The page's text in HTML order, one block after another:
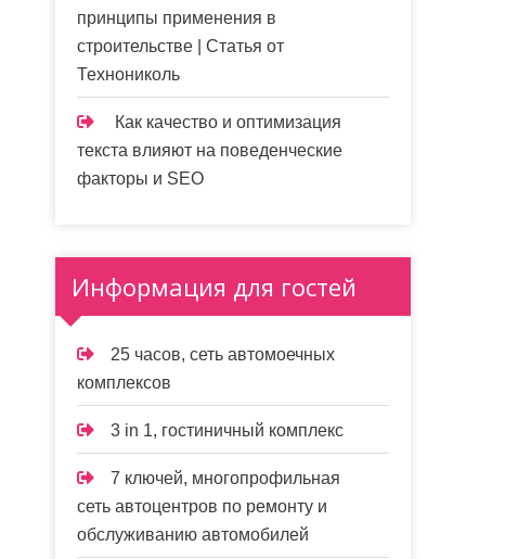
принципы применения в
строительстве | Статья от
Технониколь
Как качество и оптимизация
текста влияют на поведенческие
факторы и SEO
Информация для гостей
25 часов, сеть автомоечных
комплексов
3 in 1, гостиничный комплекс
7 ключей, многопрофильная
сеть автоцентров по ремонту и
обслуживанию автомобилей